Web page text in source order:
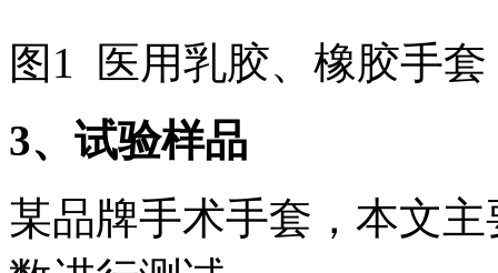
图1 医用乳胶、橡胶手套
3、试验样品
某品牌手术手套，本文